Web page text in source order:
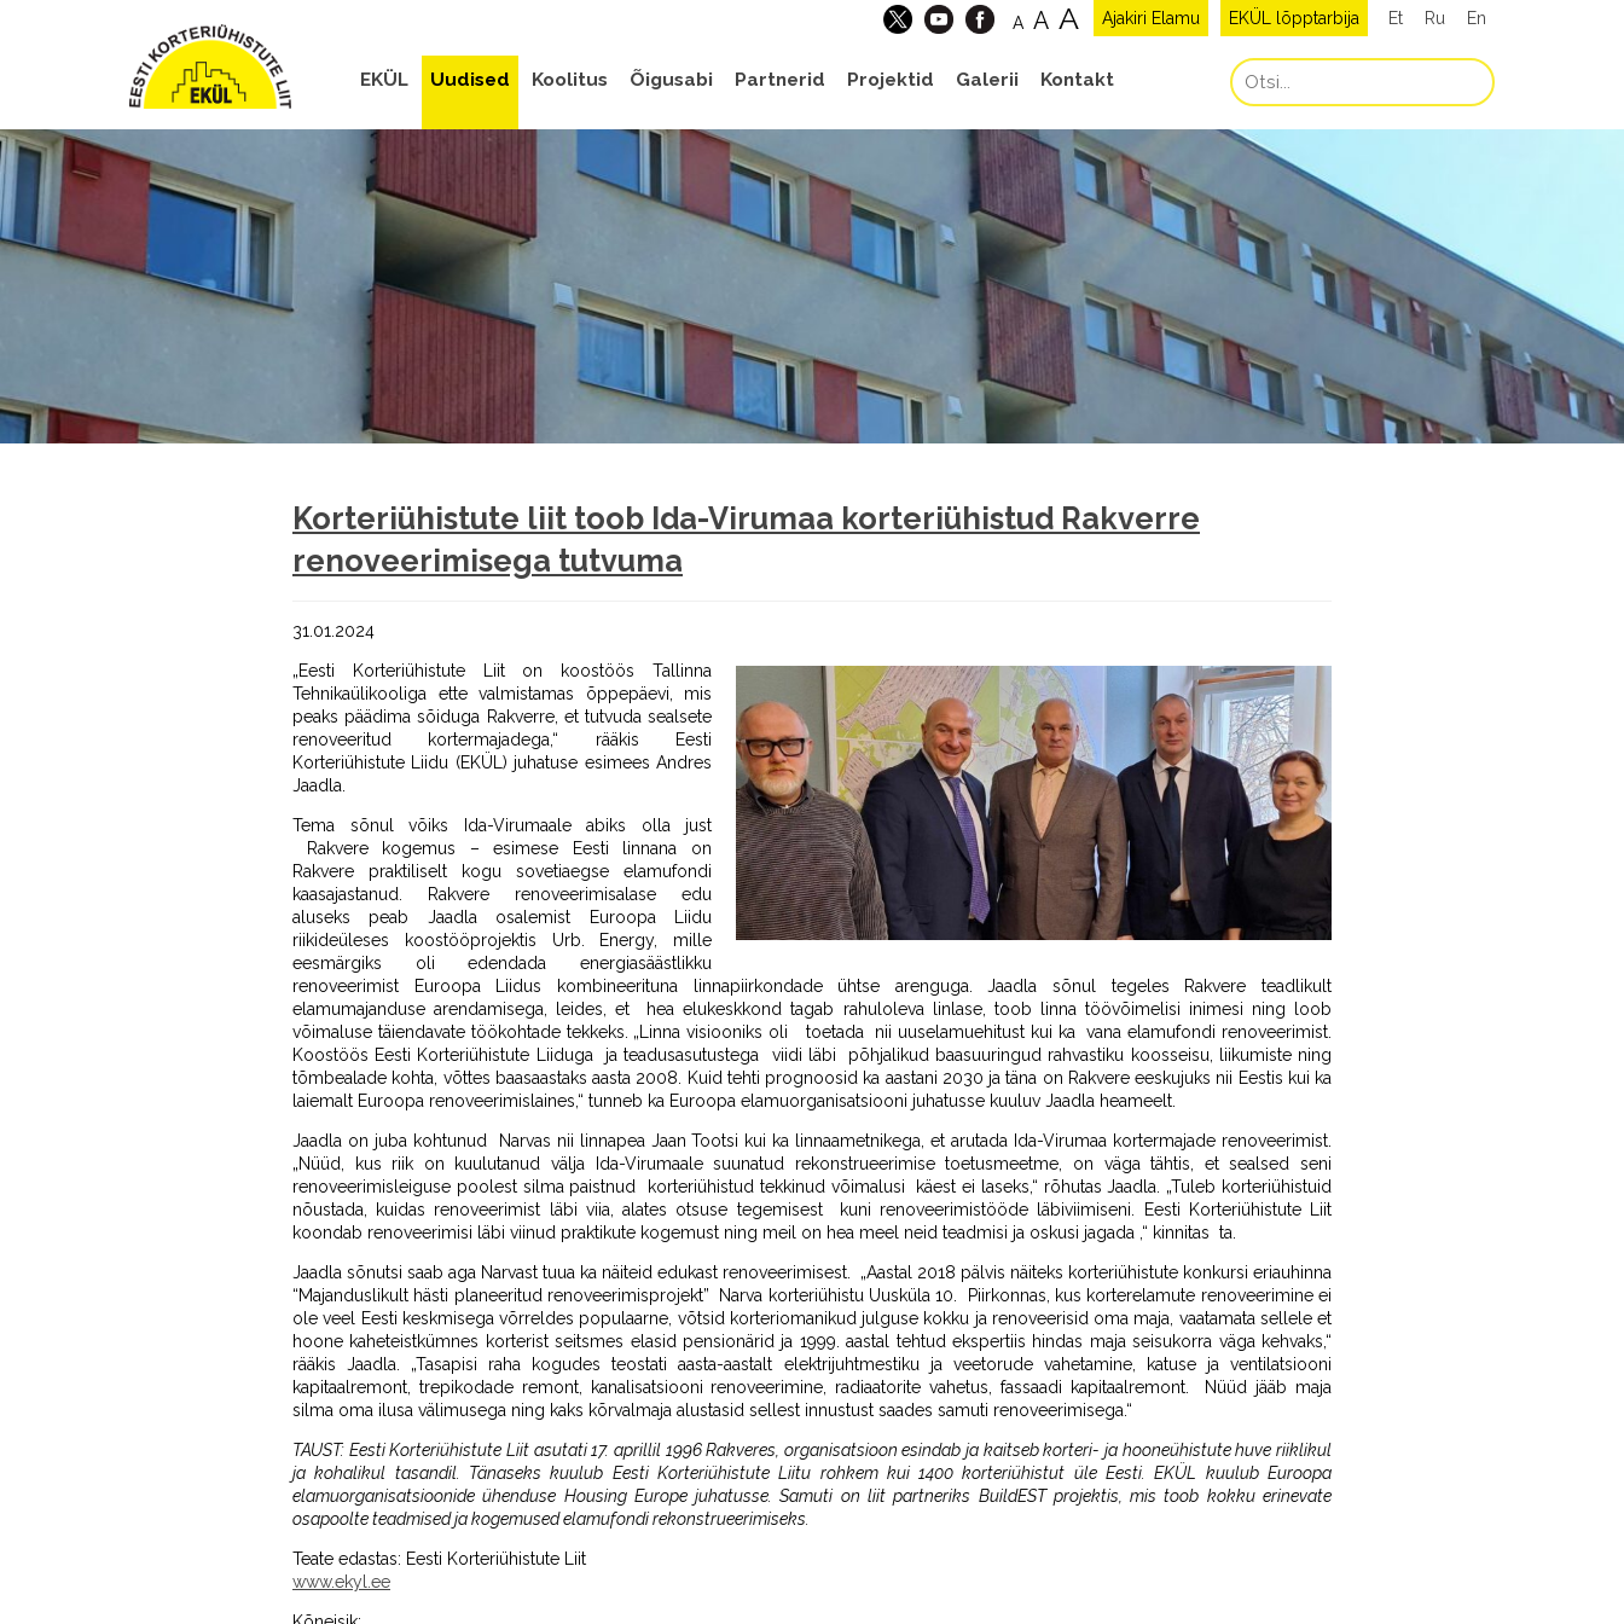
Et Ru En
EKÜL lõpptarbija
Ajakiri Elamu
A A A
EKÜL Uudised Koolitus Õigusabi Partnerid Projektid Galerii Kontakt
Korteriühistute liit toob Ida-Virumaa korteriühistud Rakverre
renoveerimisega tutvuma
31.01.2024
„Eesti Korteriühistute Liit on koostöös Tallinna
Tehnikaülikooliga ette valmistamas õppepäevi, mis
peaks päädima sõiduga Rakverre, et tutvuda sealsete
renoveeritud kortermajadega,“ rääkis Eesti
Korteriühistute Liidu (EKÜL) juhatuse esimees Andres
Jaadla.
Tema sõnul võiks Ida-Virumaale abiks olla just
Rakvere kogemus – esimese Eesti linnana on
Rakvere praktiliselt kogu sovetiaegse elamufondi
kaasajastanud. Rakvere renoveerimisalase edu
aluseks peab Jaadla osalemist Euroopa Liidu
riikideüleses koostööprojektis Urb. Energy, mille
eesmärgiks oli edendada energiasäästlikku
renoveerimist Euroopa Liidus kombineerituna linnapiirkondade ühtse arenguga. Jaadla sõnul tegeles Rakvere teadlikult
elamumajanduse arendamisega, leides, et hea elukeskkond tagab rahuloleva linlase, toob linna töövõimelisi inimesi ning loob
võimaluse täiendavate töökohtade tekkeks. „Linna visiooniks oli toetada nii uuselamuehitust kui ka vana elamufondi renoveerimist.
Koostöös Eesti Korteriühistute Liiduga ja teadusasutustega viidi läbi põhjalikud baasuuringud rahvastiku koosseisu, liikumiste ning
tõmbealade kohta, võttes baasaastaks aasta 2008. Kuid tehti prognoosid ka aastani 2030 ja täna on Rakvere eeskujuks nii Eestis kui ka
laiemalt Euroopa renoveerimislaines,“ tunneb ka Euroopa elamuorganisatsiooni juhatusse kuuluv Jaadla heameelt.
Jaadla on juba kohtunud Narvas nii linnapea Jaan Tootsi kui ka linnaametnikega, et arutada Ida-Virumaa kortermajade renoveerimist.
„Nüüd, kus riik on kuulutanud välja Ida-Virumaale suunatud rekonstrueerimise toetusmeetme, on väga tähtis, et sealsed seni
renoveerimisleiguse poolest silma paistnud korteriühistud tekkinud võimalusi käest ei laseks,“ rõhutas Jaadla. „Tuleb korteriühistuid
nõustada, kuidas renoveerimist läbi viia, alates otsuse tegemisest kuni renoveerimistööde läbiviimiseni. Eesti Korteriühistute Liit
koondab renoveerimisi läbi viinud praktikute kogemust ning meil on hea meel neid teadmisi ja oskusi jagada ,“ kinnitas ta.
Jaadla sõnutsi saab aga Narvast tuua ka näiteid edukast renoveerimisest. „Aastal 2018 pälvis näiteks korteriühistute konkursi eriauhinna
“Majanduslikult hästi planeeritud renoveerimisprojekt” Narva korteriühistu Uusküla 10. Piirkonnas, kus korterelamute renoveerimine ei
ole veel Eesti keskmisega võrreldes populaarne, võtsid korteriomanikud julguse kokku ja renoveerisid oma maja, vaatamata sellele et
hoone kaheteistkümnes korterist seitsmes elasid pensionärid ja 1999. aastal tehtud ekspertiis hindas maja seisukorra väga kehvaks,“
rääkis Jaadla. „Tasapisi raha kogudes teostati aasta-aastalt elektrijuhtmestiku ja veetorude vahetamine, katuse ja ventilatsiooni
kapitaalremont, trepikodade remont, kanalisatsiooni renoveerimine, radiaatorite vahetus, fassaadi kapitaalremont. Nüüd jääb maja
silma oma ilusa välimusega ning kaks kõrvalmaja alustasid sellest innustust saades samuti renoveerimisega.“
TAUST: Eesti Korteriühistute Liit asutati 17. aprillil 1996 Rakveres, organisatsioon esindab ja kaitseb korteri- ja hooneühistute huve riiklikul
ja kohalikul tasandil. Tänaseks kuulub Eesti Korteriühistute Liitu rohkem kui 1400 korteriühistut üle Eesti. EKÜL kuulub Euroopa
elamuorganisatsioonide ühenduse Housing Europe juhatusse. Samuti on liit partneriks BuildEST projektis, mis toob kokku erinevate
osapoolte teadmised ja kogemused elamufondi rekonstrueerimiseks.
Teate edastas: Eesti Korteriühistute Liit
www.ekyl.ee